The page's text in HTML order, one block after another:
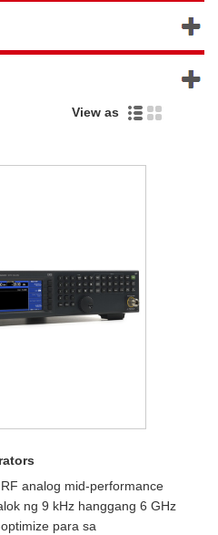
View as
analog mid-performance
ng 9 kHz hanggang 6 GHz
para sa